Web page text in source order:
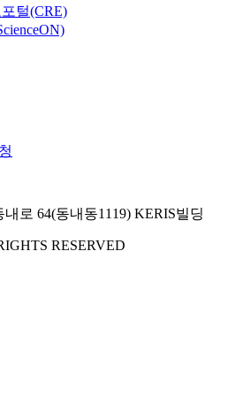
털(CRE)
로 64(동내동1119) KERIS빌딩
RESERVED